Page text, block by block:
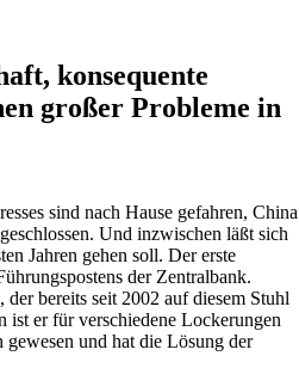
konsequente
großer Probleme in
sind nach Hause gefahren, China
Und inzwischen läßt sich
Jahren gehen soll. Der erste
der Zentralbank.
bereits seit 2002 auf diesem Stuhl
ist er für verschiedene Lockerungen
und hat die Lösung der